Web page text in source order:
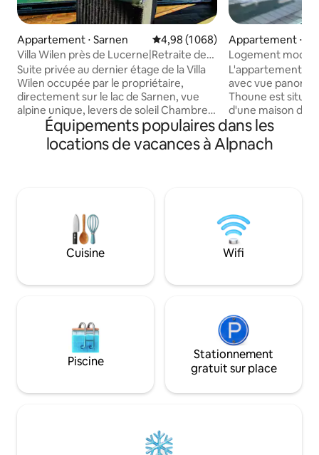
Appartement ⋅ Sarnen Évaluation moyenne sur la base
4,98 (1 068)
Villa Wilen près de Lucerne|Retraite de
luxe au bord du lac
Suite privée au dernier étage de la Villa
Wilen occupée par le propriétaire,
directement sur le lac de Sarnen, vue
alpine unique, levers de soleil Chambre
spacieuse avec home cinéma, salon
panoramique, grande cuisine et salle de
bain (tous les espaces privés). Pour 3 à
lac et au jardin, paddle, parking gratuit et
WiFi. Enfants acceptés, petits chiens
uniquement. Le plus populaire Airbnb
Appartement ⋅
Logement
panoramique sur
L'appartement
avec vue
Thoune est situé
d'une maison de
rénovée. Il est
calme du village
pour des
À proximité :
Dorf/Post (4
village, terrain de
randonnée,
Équipements populaires dans les
locations de vacances à Alpnach
Cuisine Wifi
Piscine
Stationnement
gratuit sur place